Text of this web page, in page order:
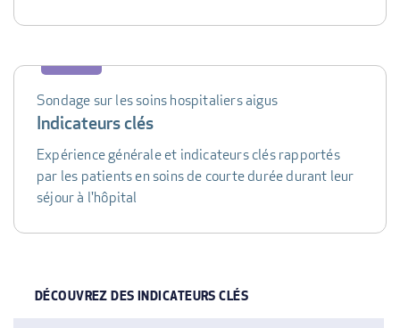
Sondage sur les soins hospitaliers aigus
Indicateurs clés
Expérience générale et indicateurs clés rapportés
par les patients en soins de courte durée durant leur
séjour à l'hôpital
DÉCOUVREZ DES INDICATEURS CLÉS